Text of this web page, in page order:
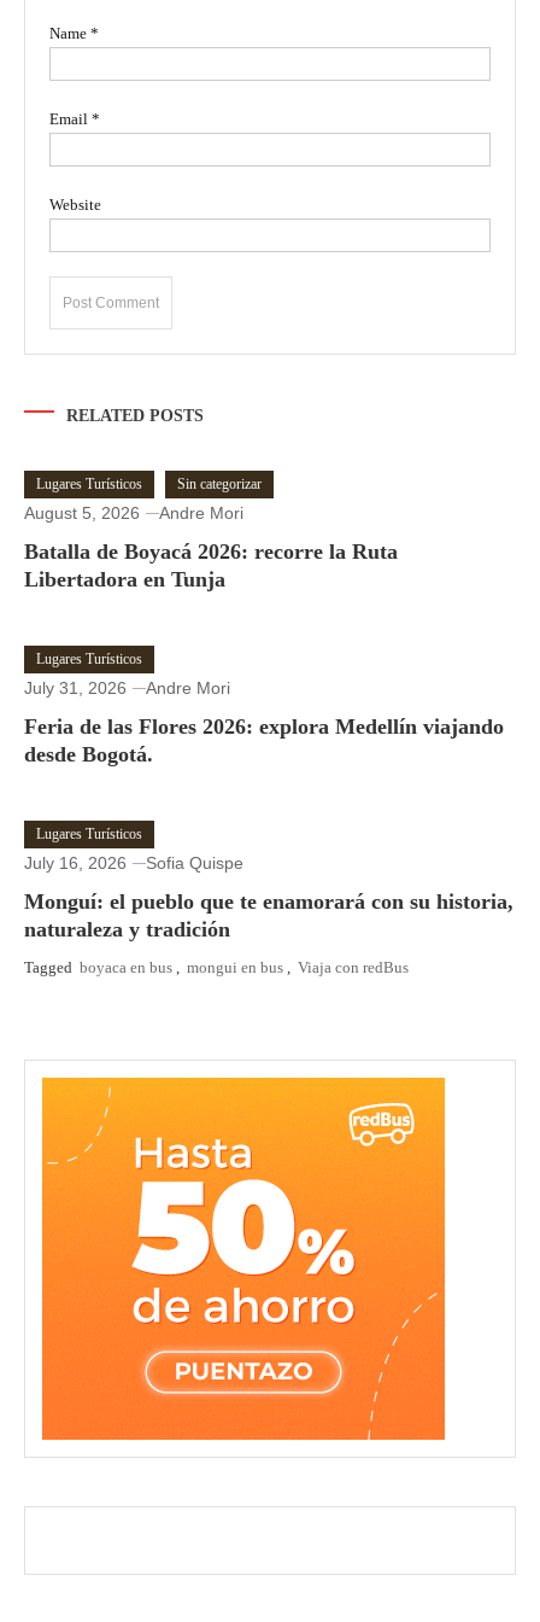
Name *
Email *
Website
RELATED POSTS
Lugares Turísticos Sin categorizar
August 5, 2026 Andre Mori
Batalla de Boyacá 2026: recorre la Ruta
Libertadora en Tunja
Lugares Turísticos
July 31, 2026 Andre Mori
Feria de las Flores 2026: explora Medellín viajando
desde Bogotá.
Lugares Turísticos
July 16, 2026 Sofia Quispe
Monguí: el pueblo que te enamorará con su historia,
naturaleza y tradición
Tagged boyaca en bus , mongui en bus , Viaja con redBus